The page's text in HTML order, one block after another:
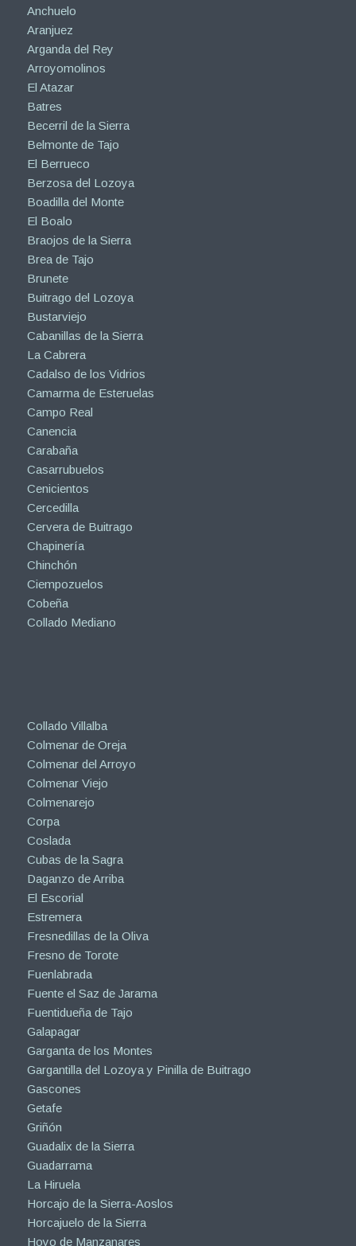
Anchuelo
Aranjuez
Arganda del Rey
Arroyomolinos
El Atazar
Batres
Becerril de la Sierra
Belmonte de Tajo
El Berrueco
Berzosa del Lozoya
Boadilla del Monte
El Boalo
Braojos de la Sierra
Brea de Tajo
Brunete
Buitrago del Lozoya
Bustarviejo
Cabanillas de la Sierra
La Cabrera
Cadalso de los Vidrios
Camarma de Esteruelas
Campo Real
Canencia
Carabaña
Casarrubuelos
Cenicientos
Cercedilla
Cervera de Buitrago
Chapinería
Chinchón
Ciempozuelos
Cobeña
Collado Mediano
Collado Villalba
Colmenar de Oreja
Colmenar del Arroyo
Colmenar Viejo
Colmenarejo
Corpa
Coslada
Cubas de la Sagra
Daganzo de Arriba
El Escorial
Estremera
Fresnedillas de la Oliva
Fresno de Torote
Fuenlabrada
Fuente el Saz de Jarama
Fuentidueña de Tajo
Galapagar
Garganta de los Montes
Gargantilla del Lozoya y Pinilla de Buitrago
Gascones
Getafe
Griñón
Guadalix de la Sierra
Guadarrama
La Hiruela
Horcajo de la Sierra-Aoslos
Horcajuelo de la Sierra
Hoyo de Manzanares